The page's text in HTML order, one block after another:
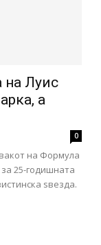
на Луис
а
0
на Формула
25-годишната
ѕвезда.